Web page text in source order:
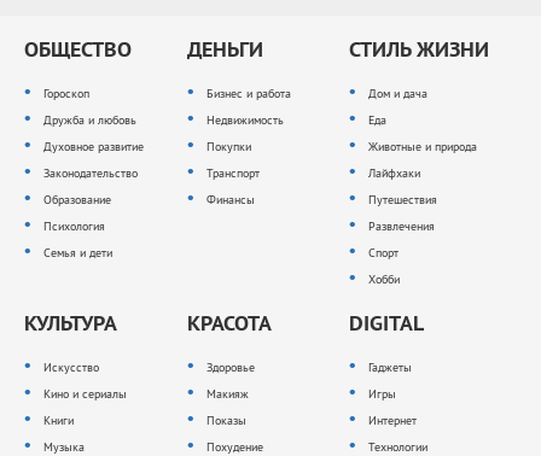
ОБЩЕСТВО
Гороскоп
Дружба и любовь
Духовное развитие
Законодательство
Образование
Психология
Семья и дети
ДЕНЬГИ
Бизнес и работа
Недвижимость
Покупки
Транспорт
Финансы
СТИЛЬ ЖИЗНИ
Дом и дача
Еда
Животные и природа
Лайфхаки
Путешествия
Развлечения
Спорт
Хобби
КУЛЬТУРА
Искусство
Кино и сериалы
Книги
Музыка
КРАСОТА
Здоровье
Макияж
Показы
Похудение
DIGITAL
Гаджеты
Игры
Интернет
Технологии